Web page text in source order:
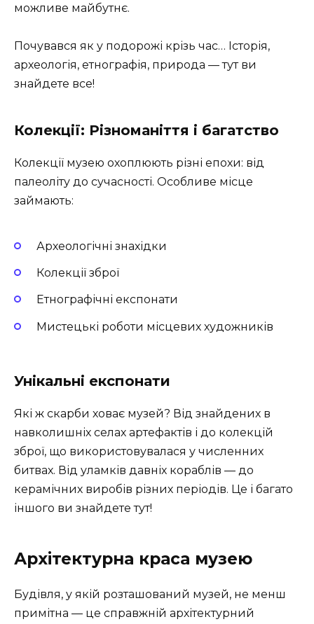
можливе майбутнє.
Почувався як у подорожі крізь час… Історія,
археологія, етнографія, природа — тут ви
знайдете все!
Колекції: Різноманіття і багатство
Колекції музею охоплюють різні епохи: від
палеоліту до сучасності. Особливе місце
займають:
Археологічні знахідки
Колекції зброї
Етнографічні експонати
Мистецькі роботи місцевих художників
Унікальні експонати
Які ж скарби ховає музей? Від знайдених в
навколишніх селах артефактів і до колекцій
зброї, що використовувалася у численних
битвах. Від уламків давніх кораблів — до
керамічних виробів різних періодів. Це і багато
іншого ви знайдете тут!
Архітектурна краса музею
Будівля, у якій розташований музей, не менш
примітна — це справжній архітектурний